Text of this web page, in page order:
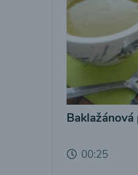
Baklažánová
00:25